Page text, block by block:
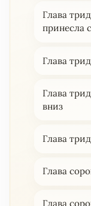
Глава
принесла
Глава
Глава
вниз
Глава
Глава
Глава